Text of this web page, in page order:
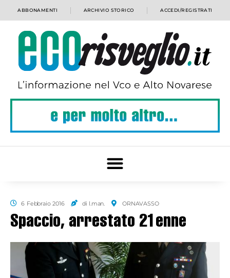
ABBONAMENTI ARCHIVIO STORICO ACCEDI/REGISTRATI
6 Febbraio 2016 di l.man. ORNAVASSO
Spaccio, arrestato 21enne